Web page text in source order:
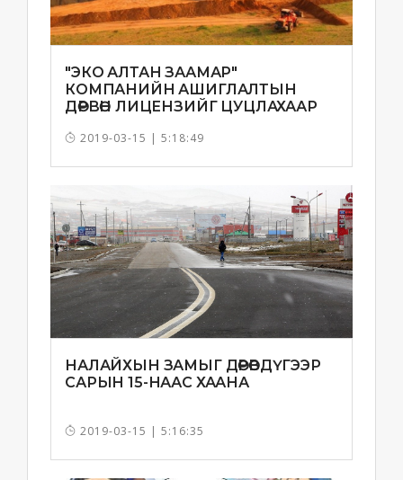
"ЭКО АЛТАН ЗААМАР"
КОМПАНИЙН АШИГЛАЛТЫН
ДӨРВӨН ЛИЦЕНЗИЙГ ЦУЦЛАХААР
2019-03-15 | 5:18:49
НАЛАЙХЫН ЗАМЫГ ДӨРӨВДҮГЭЭР
САРЫН 15-НААС ХААНА
2019-03-15 | 5:16:35